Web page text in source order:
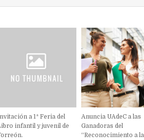
a 1ª Feria del
infantil y juvenil de
Anuncia UAdeC a las
Ganadoras del
“Reconocimiento a la